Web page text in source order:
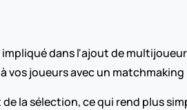
dans l'ajout de multijoueur
joueurs avec un matchmaking
la sélection, ce qui rend plus